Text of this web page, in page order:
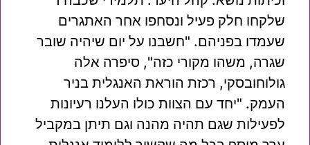
שלקחו חלק פעיל ונסחפו אחר האתגרים
שעמדו בפניהם. "חשבנו על יום שיהיה שובר
שגרה, משהו מקורי כזה", סיפרה אלה
גולוחובסקי, רכזת הוראת האנגלית בניר
העמק. "יחד עם הצוות כולו העלנו רעיונות
לפעילות שגם תהיה מהנה וגם תיתן במקביל